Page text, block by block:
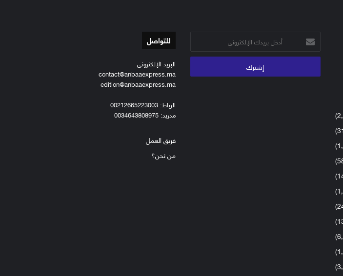
أدخل
بريدك
الإلكتروني
للتواصل
البريد الإلكتروني
contact@anbaaexpress.ma
edition@anbaaexpress.ma
الرباط: 00212665223003
مدريد: 0034643808975
فريق العمل
من نحن؟